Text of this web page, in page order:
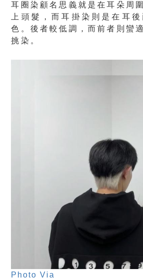
耳圈染顧名思義就是在耳朵周
上頭髮，而耳掛染則是在耳
色。後者較低調，而前者則蠻
挑染。
Photo Via